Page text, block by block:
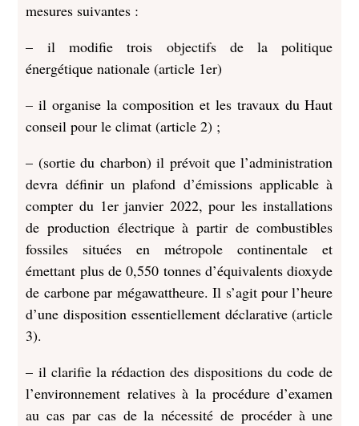
mesures suivantes :
– il modifie trois objectifs de la politique
énergétique nationale (article 1er)
– il organise la composition et les travaux du Haut
conseil pour le climat (article 2) ;
– (sortie du charbon) il prévoit que l’administration
devra définir un plafond d’émissions applicable à
compter du 1er janvier 2022, pour les installations
de production électrique à partir de combustibles
fossiles situées en métropole continentale et
émettant plus de 0,550 tonnes d’équivalents dioxyde
de carbone par mégawattheure. Il s’agit pour l’heure
d’une disposition essentiellement déclarative (article
3).
– il clarifie la rédaction des dispositions du code de
l’environnement relatives à la procédure d’examen
au cas par cas de la nécessité de procéder à une